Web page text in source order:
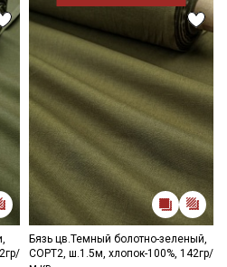
Бязь цв.Темный болотно-зеленый,
СОРТ2, ш.1.5м, хлопок-100%, 142гр/